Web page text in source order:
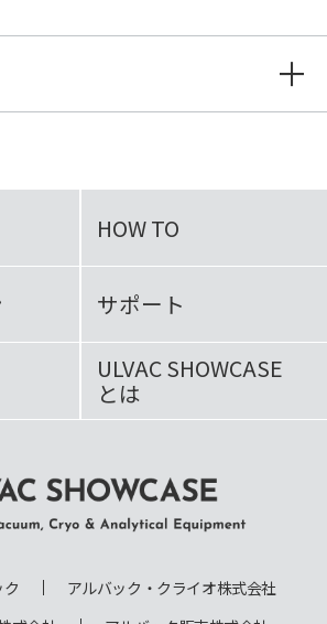
HOW TO
サポート
ULVAC SHOWCASE
とは
Cryo & Analytical
アルバック・クライオ株式会社